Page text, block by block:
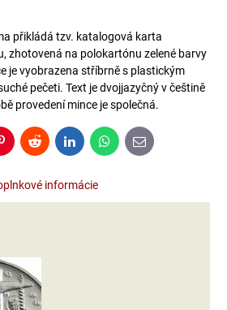
přikládá tzv. katalogová karta
zhotovená na polokartónu zelené barvy
je vyobrazena stříbrně s plastickým
pečeti. Text je dvojjazyčný v češtině
provedení mince je společná.
Reddit LinkedInWhatsApp
E-
mail
informácie